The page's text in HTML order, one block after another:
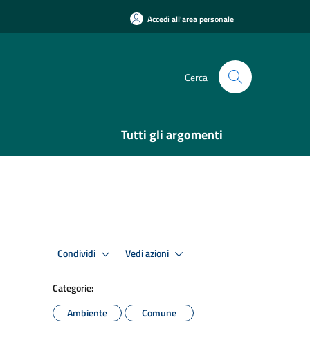
Accedi all'area personale
Cerca
Tutti gli argomenti
Condividi Vedi azioni
Categorie:
Ambiente
Comune